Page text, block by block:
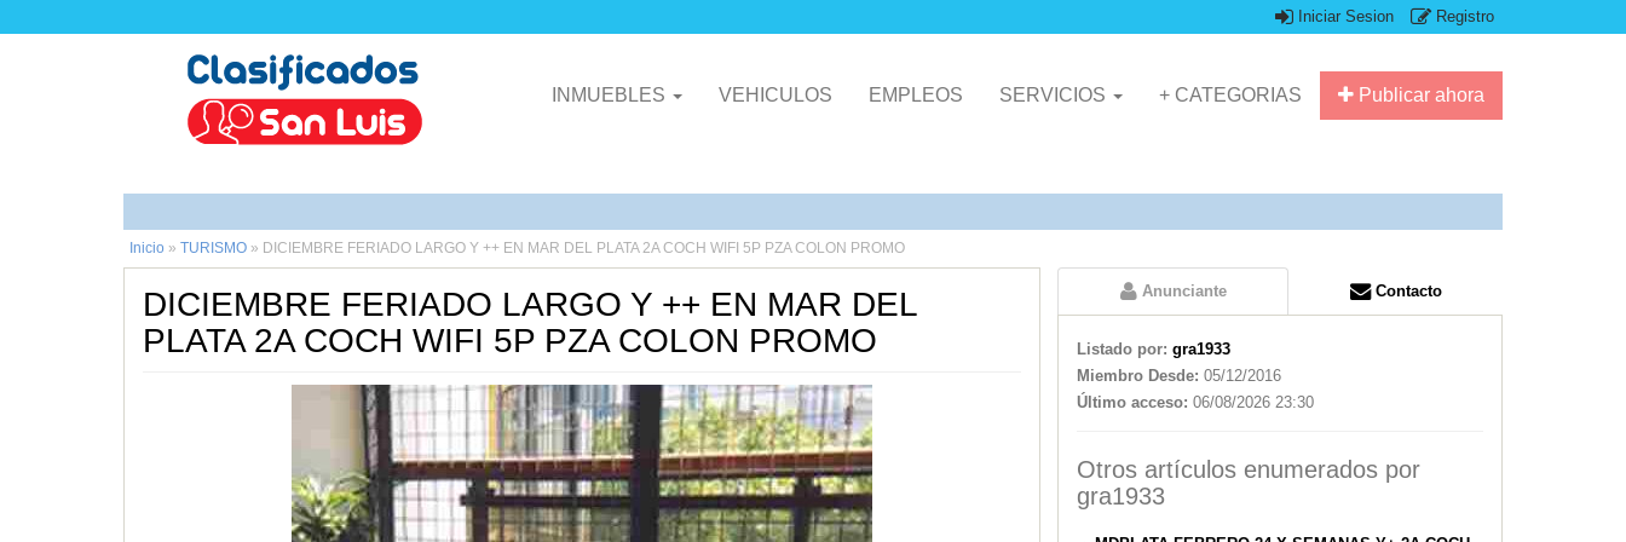
Iniciar Sesion Registro
Publicar ahora
INMUEBLES VEHICULOS EMPLEOS SERVICIOS + CATEGORIAS
Inicio » TURISMO » DICIEMBRE FERIADO LARGO Y ++ EN MAR DEL PLATA 2A COCH WIFI 5P PZA COLON PROMO
DICIEMBRE FERIADO LARGO Y ++ EN MAR DEL
PLATA 2A COCH WIFI 5P PZA COLON PROMO
Anunciante Contacto
Listado por: gra1933
Miembro Desde: 05/12/2016
Último acceso: 06/08/2026 23:30
Otros artículos enumerados por
gra1933